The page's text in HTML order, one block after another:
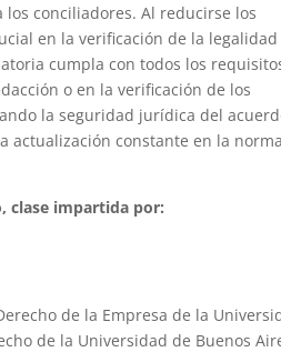
conciliadores. Al reducirse los
en la verificación de la legalidad
cumpla con todos los
o en la verificación de los
la seguridad jurídica del
actualización constante en la
clase impartida por:
de la Empresa de la
de la Universidad de Buenos